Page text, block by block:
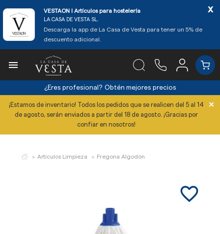
VESTAON l Artículos para hostelería
LA CASA DE VESTA SL.
Descarga la app de La Casa de Vesta para tener un 5% de
descuento adicional.
x

¿Eres profesional? Obtén mejores precios
¡Estamos de inventario! Todos los pedidos que se realicen del 5 al 14
de agosto, serán enviados a partir del 18 de agosto. ¡Gracias por
confiar en nosotros!
×
Artículos Limpieza Fregona Algodón
favorite_border